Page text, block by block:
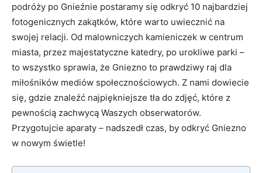
podróży po Gnieźnie postaramy się‍ odkryć 10 najbardziej
‍fotogenicznych⁢ zakątków, które warto uwiecznić ⁣na
swojej relacji. ⁣Od ⁢malowniczych kamieniczek w centrum
miasta, przez majestatyczne katedry, po urokliwe parki –
to wszystko sprawia, że Gniezno to prawdziwy raj dla
miłośników​ mediów społecznościowych. Z nami dowiecie
się, gdzie ⁤znaleźć najpiękniejsze tła do zdjęć, które z
pewnością zachwycą​ Waszych obserwatorów.
Przygotujcie aparaty – nadszedł czas, by odkryć Gniezno ​
w nowym świetle!